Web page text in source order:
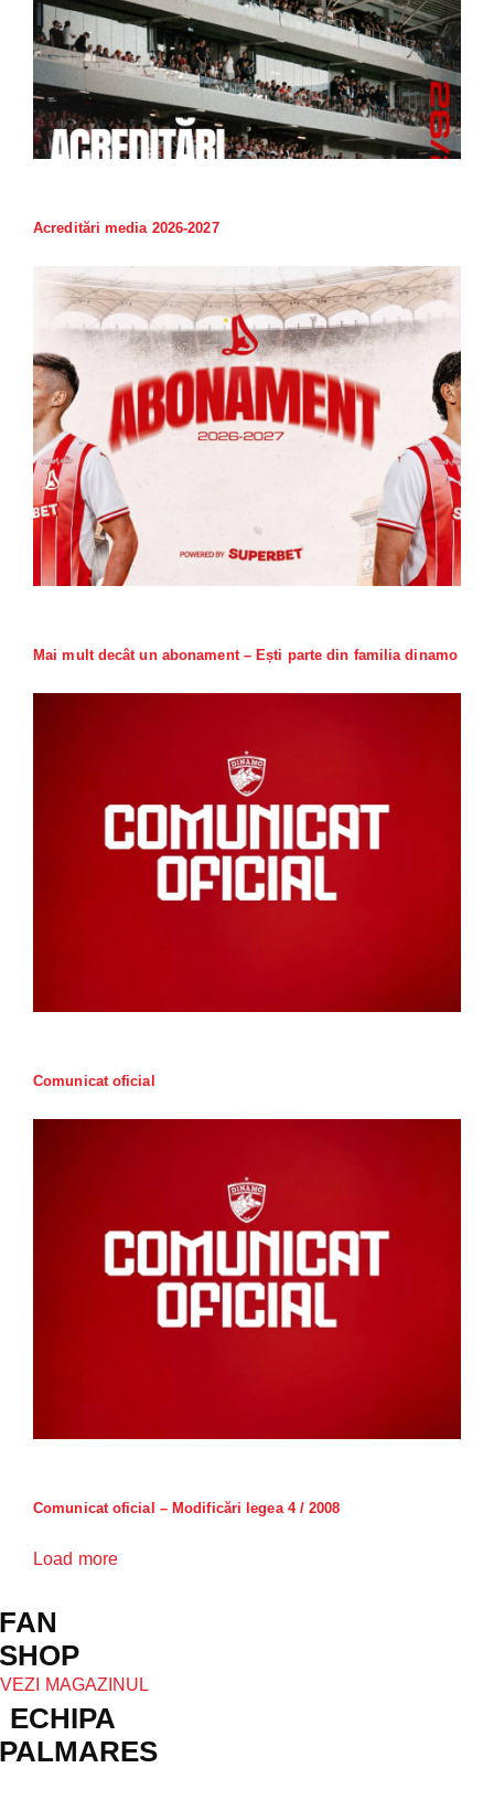
Acreditări media 2026-2027
Mai mult decât un abonament – Ești parte din familia dinamo
Comunicat oficial
Comunicat oficial – Modificări legea 4 / 2008
Load more
FAN
SHOP
VEZI MAGAZINUL
ECHIPA
PALMARES